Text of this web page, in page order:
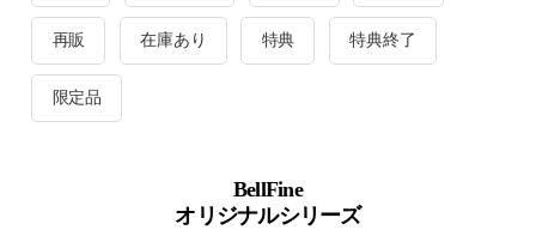
再販 在庫あり 特典 特典終了
限定品
BellFine
オリジナルシリーズ